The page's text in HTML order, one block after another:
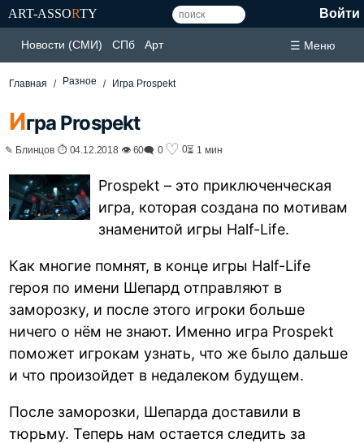
ART-ASSORTY Войти
Новости (СМИ) СПб Арт ☰ Меню
Главная Разное Игра Prospekt
Игра Prospekt
✎ Блинцов ⏱ 04.12.2018 👁 60🗨 0 ♡ 0⏳ 1 мин
Prospekt – это приключенческая
игра, которая создана по мотивам
знаменитой игры Half-Life.
Как многие помнят, в конце игры Half-Life
героя по имени Шепард отправляют в
заморозку, и после этого игроки больше
ничего о нём не знают. Именно игра Prospekt
поможет игрокам узнать, что же было дальше
и что произойдет в недалеком будущем.
После заморозки, Шепарда доставили в
тюрьму. Теперь нам остается следить за